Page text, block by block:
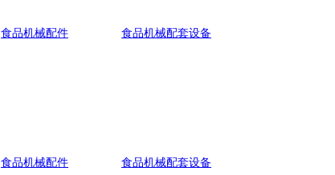
食品机械配件
食品机械配套设备
食品机械配件
食品机械配套设备